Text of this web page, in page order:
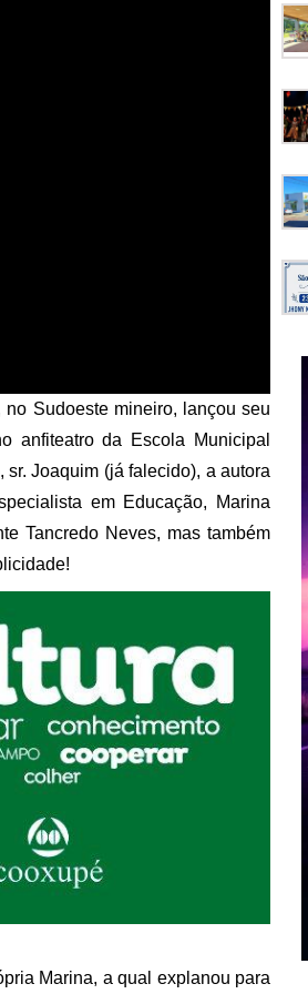
Sudoeste mineiro, lançou seu
anfiteatro da Escola Municipal
Joaquim (já falecido), a autora
em Educação, Marina
Tancredo Neves, mas também
Marina, a qual explanou para